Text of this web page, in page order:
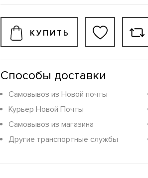
КУПИТЬ
Способы доставки
Самовывоз из Новой почты
Курьер Новой Почты
Самовывоз из магазина
Другие транспортные службы